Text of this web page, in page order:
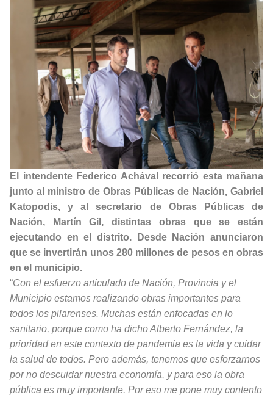
El intendente Federico Achával recorrió esta mañana
junto al ministro de Obras Públicas de Nación, Gabriel
Katopodis, y al secretario de Obras Públicas de
Nación, Martín Gil, distintas obras que se están
ejecutando en el distrito. Desde Nación anunciaron
que se invertirán unos 280 millones de pesos en obras
en el municipio.
“Con el esfuerzo articulado de Nación, Provincia y el
Municipio estamos realizando obras importantes para
todos los pilarenses. Muchas están enfocadas en lo
sanitario, porque como ha dicho Alberto Fernández, la
prioridad en este contexto de pandemia es la vida y cuidar
la salud de todos. Pero además, tenemos que esforzarnos
por no descuidar nuestra economía, y para eso la obra
pública es muy importante. Por eso me pone muy contento